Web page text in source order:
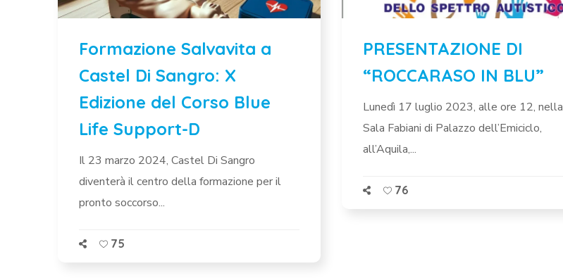
Formazione Salvavita a
Castel Di Sangro: X
Edizione del Corso Blue
Life Support-D
Il 23 marzo 2024, Castel Di Sangro
diventerà il centro della formazione per il
pronto soccorso...
75
PRESENTAZIONE DI
“ROCCARASO IN BLU”
Lunedì 17 luglio 2023, alle ore 12, nella
Sala Fabiani di Palazzo dell’Emiciclo,
all’Aquila,...
76